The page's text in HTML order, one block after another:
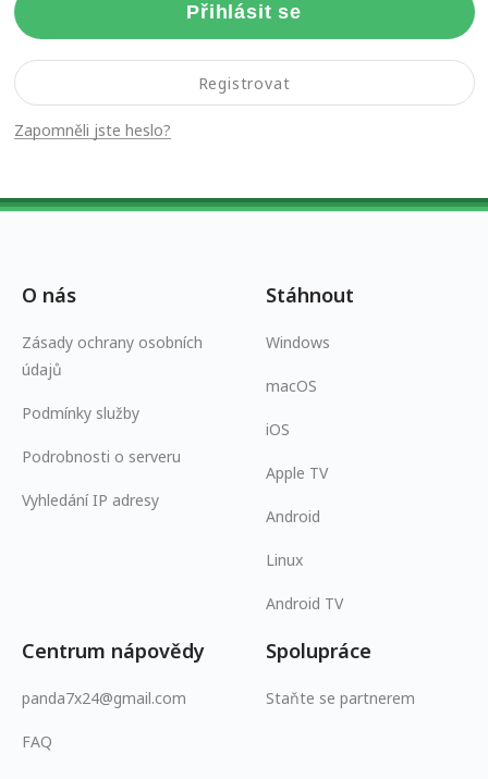
Přihlásit se
Zapomněli jste heslo?
Registrovat
O nás
Zásady ochrany osobních
údajů
Podmínky služby
Podrobnosti o serveru
Vyhledání IP adresy
Stáhnout
Windows
macOS
iOS
Apple TV
Android
Linux
Android TV
Centrum nápovědy
panda7x24@gmail.com
FAQ
Spolupráce
Staňte se partnerem